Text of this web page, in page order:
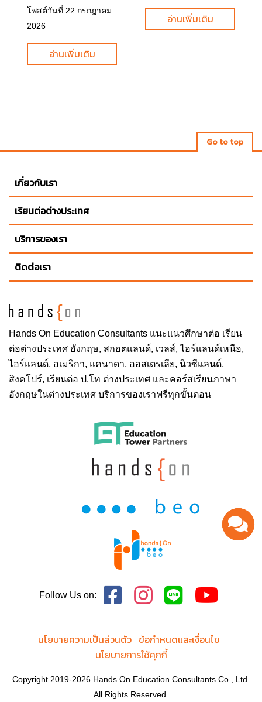
โพสต์วันที่ 22 กรกฎาคม
2026
อ่านเพิ่มเติม
อ่านเพิ่มเติม
Go to top
Hands On Education Consultants แนะแนวศึกษาต่อ เรียน
ต่อต่างประเทศ อังกฤษ, สกอตแลนด์, เวลส์, ไอร์แลนด์เหนือ,
ไอร์แลนด์, อเมริกา, แคนาดา, ออสเตรเลีย, นิวซีแลนด์,
สิงคโปร์, เรียนต่อ ป.โท ต่างประเทศ และคอร์สเรียนภาษา
อังกฤษในต่างประเทศ บริการของเราฟรีทุกขั้นตอน
เกี่ยวกับเรา
เรียนต่อต่างประเทศ
บริการของเรา
ติดต่อเรา
Follow Us on:
นโยบายความเป็นส่วนตัว ข้อกำหนดและเงื่อนไข
นโยบายการใช้คุกกี้
Copyright 2019-2026 Hands On Education Consultants Co., Ltd.
All Rights Reserved.